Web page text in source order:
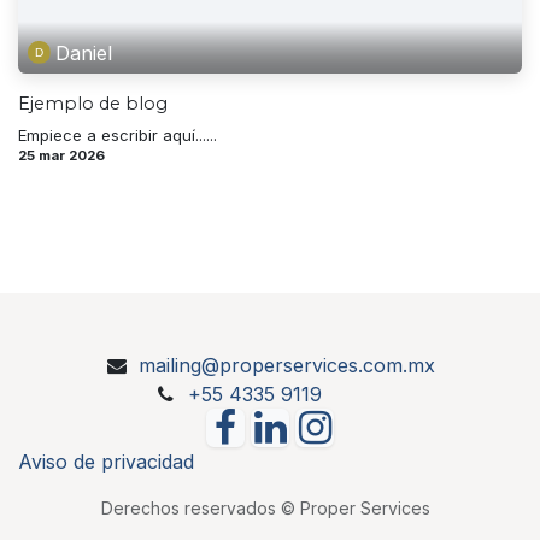
Daniel
Ejemplo de blog
Empiece a escribir aquí......
25 mar 2026
mailing@properservices.com.mx
+55 4335 9119
Aviso de privacidad
Derechos reservados © Proper Services